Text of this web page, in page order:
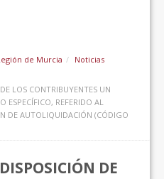
de Murcia
Noticias
LOS CONTRIBUYENTES UN
ESPECÍFICO, REFERIDO AL
DE AUTOLIQUIDACIÓN (CÓDIGO
DE